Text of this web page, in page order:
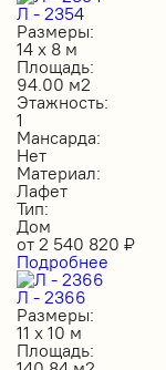
Л - 2354
Размеры:
14 х 8 м
Площадь:
94.00 м2
Этажность:
1
Мансарда:
Нет
Материал:
Лафет
Тип:
Дом
от 2 540 820 ₽
Подробнее
Л - 2366
Размеры:
11 х 10 м
Площадь: